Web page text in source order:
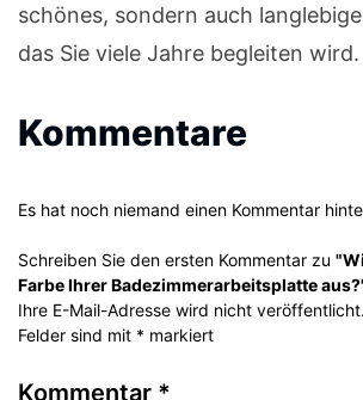
schönes, sondern auch
das Sie viele Jahre begleiten wird.
Kommentare
Es hat noch niemand einen Kommentar
Schreiben Sie den ersten Kommentar zu
Farbe Ihrer Badezimmerarbeitsplatte
Ihre E-Mail-Adresse wird nicht
Felder sind mit * markiert
Kommentar *